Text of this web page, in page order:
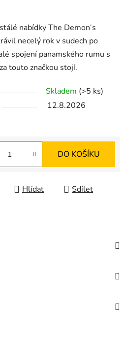
nabídky The Demon‘s
necelý rok v sudech po
spojení panamského rumu s
touto značkou stojí.
Skladem (>5 ks)
12.8.2026
DO KOŠÍKU
Hlídat Sdílet